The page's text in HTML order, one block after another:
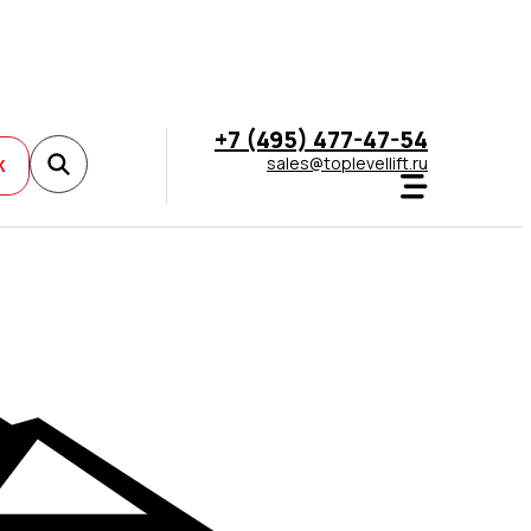
+7 (495) 477-47-54
sales@toplevellift.ru